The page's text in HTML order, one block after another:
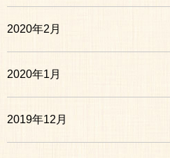
2020年2月
2020年1月
2019年12月